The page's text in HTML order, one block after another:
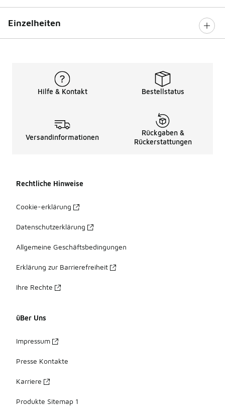
Einzelheiten
Hilfe & Kontakt Bestellstatus
Versandinformationen
Rückgaben &
Rückerstattungen
Rechtliche Hinweise
Cookie-erklärung
Datenschutzerklärung
Allgemeine Geschäftsbedingungen
Erklärung zur Barrierefreiheit
Ihre Rechte
üBer Uns
Impressum
Presse Kontakte
Karriere
Produkte Sitemap 1